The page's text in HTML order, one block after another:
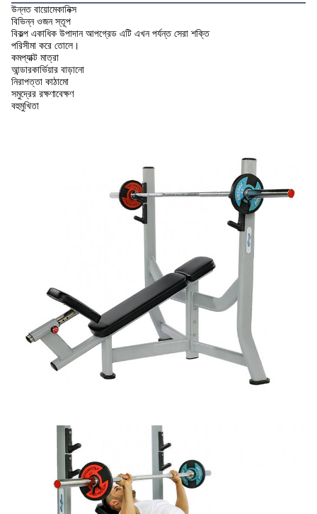
উন্নত বায়োমেকানিক্স
বিভিন্ন ওজন স্তূপ
বিকল্প একাধিক উপাদান আপগ্রেড এটি এখন পর্যন্ত সেরা শক্তি
পরিসীমা করে তোলে।
কমপ্যাক্ট মাত্রা
আন্ডারকার্ভিয়ার বাড়ানো
নিরাপত্তা কাঠামো
সমুদ্রের রক্ষণাবেক্ষণ
বহুমুখিতা